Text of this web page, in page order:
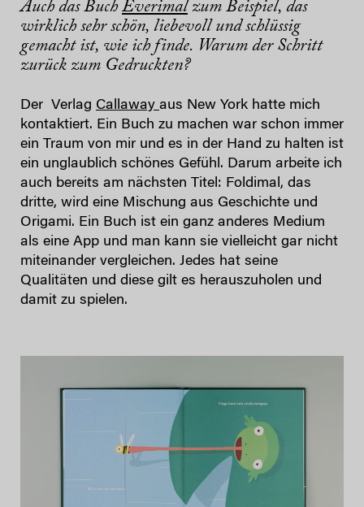
Auch das Buch Everimalzum Beispiel, das
wirklich sehr schön, liebevoll und schlüssig
gemacht ist, wie ich finde. Warum der Schritt
zurück zum Gedruckten?
Der Verlag Callaway aus New York hatte mich
kontaktiert. Ein Buch zu machen war schon immer
ein Traum von mir und es in der Hand zu halten ist
ein unglaublich schönes Gefühl. Darum arbeite ich
auch bereits am nächsten Titel: Foldimal, das
dritte, wird eine Mischung aus Geschichte und
Origami. Ein Buch ist ein ganz anderes Medium
als eine App und man kann sie vielleicht gar nicht
miteinander vergleichen. Jedes hat seine
Qualitäten und diese gilt es herauszuholen und
damit zu spielen.